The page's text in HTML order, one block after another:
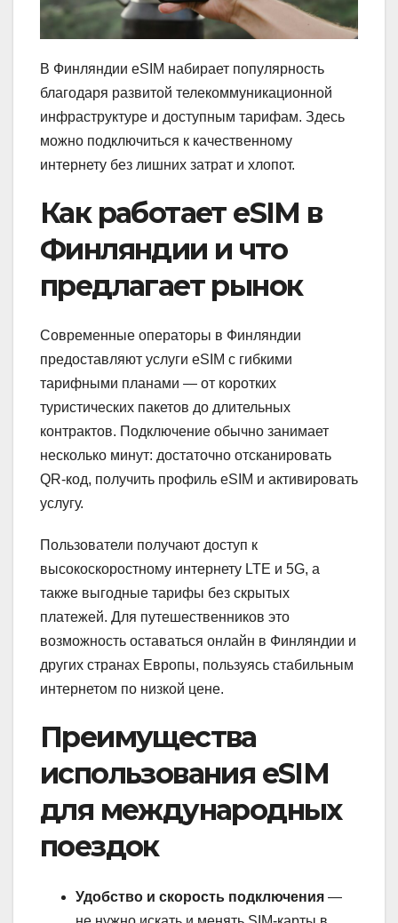
В Финляндии eSIM набирает популярность
благодаря развитой телекоммуникационной
инфраструктуре и доступным тарифам. Здесь
можно подключиться к качественному
интернету без лишних затрат и хлопот.
Как работает eSIM в
Финляндии и что
предлагает рынок
Современные операторы в Финляндии
предоставляют услуги eSIM с гибкими
тарифными планами — от коротких
туристических пакетов до длительных
контрактов. Подключение обычно занимает
несколько минут: достаточно отсканировать
QR-код, получить профиль eSIM и активировать
услугу.
Пользователи получают доступ к
высокоскоростному интернету LTE и 5G, а
также выгодные тарифы без скрытых
платежей. Для путешественников это
возможность оставаться онлайн в Финляндии и
других странах Европы, пользуясь стабильным
интернетом по низкой цене.
Преимущества
использования eSIM
для международных
поездок
Удобство и скорость подключения —